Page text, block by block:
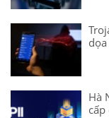
Hà